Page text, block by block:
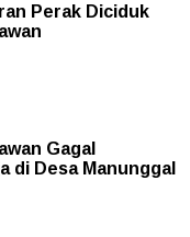
Perak Diciduk
Gagal
di Desa Manunggal